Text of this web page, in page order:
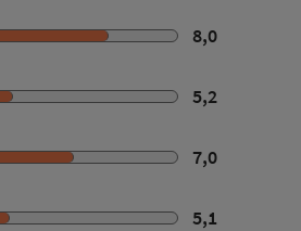
8,0
5,2
7,0
5,1